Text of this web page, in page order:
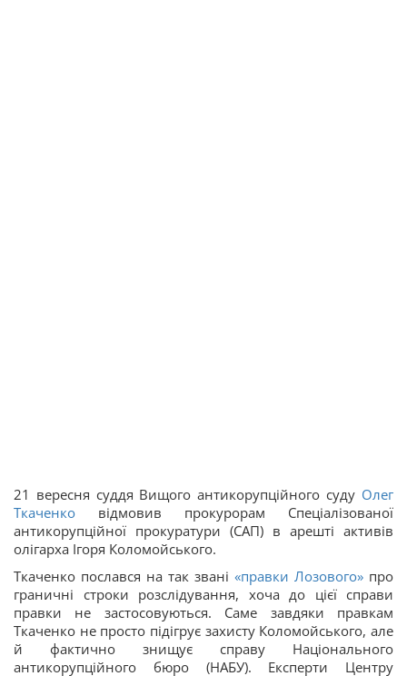
21 вересня суддя Вищого антикорупційного суду Олег
Ткаченко відмовив прокурорам Спеціалізованої
антикорупційної прокуратури (САП) в арешті активів
олігарха Ігоря Коломойського.
Ткаченко послався на так звані «правки Лозового» про
граничні строки розслідування, хоча до цієї справи
правки не застосовуються. Саме завдяки правкам
Ткаченко не просто підігрує захисту Коломойського, але
й фактично знищує справу Національного
антикорупційного бюро (НАБУ). Експерти Центру